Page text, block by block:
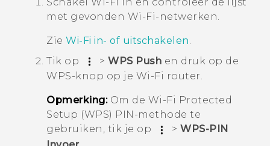
met gevonden Wi‍-Fi-netwerken.
Zie Wi‍-Fi in- of uitschakelen.
Tik op
> WPS Push en druk op de
WPS-knop op je Wi‍-Fi router.
Opmerking:Om de Wi‍-Fi Protected
Setup (WPS) PIN-methode te
gebruiken, tik je op
> WPS-PIN